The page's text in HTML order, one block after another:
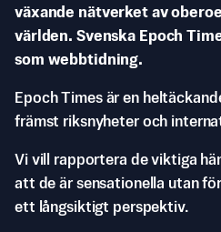
växande nätverket av
världen. Svenska Epoch
som webbtidning.
Epoch Times är en
främst riksnyheter och
Vi vill rapportera de viktiga
att de är sensationella utan
ett långsiktigt perspektiv.